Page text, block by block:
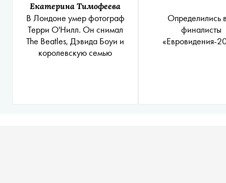
Екатерина Тимофеева
В Лондоне умер фотограф
Терри О'Нилл. Он снимал
The Beatles, Дэвида Боуи и
королевскую семью
Определились
финалисты
«Евровидения-